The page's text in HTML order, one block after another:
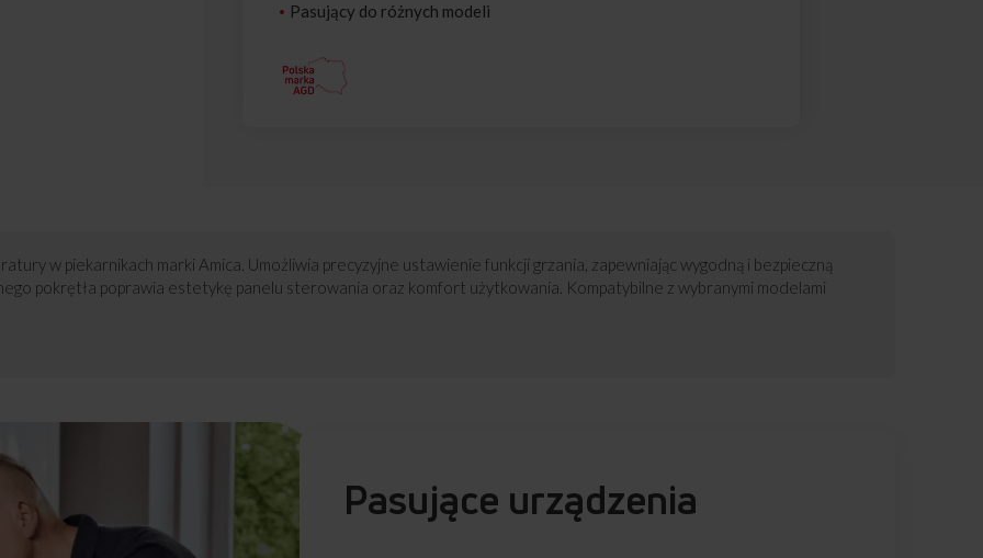
Pasujący do różnych modeli
w piekarnikach marki Amica. Umożliwia precyzyjne ustawienie funkcji grzania, zapewniając wygodną i bezpieczną
pokrętła poprawia estetykę panelu sterowania oraz komfort użytkowania. Kompatybilne z wybranymi modelami
Pasujące urządzenia